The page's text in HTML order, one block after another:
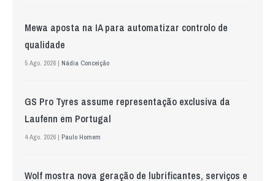
Mewa aposta na IA para automatizar controlo de
qualidade
5 Ago. 2026 | Nádia Conceição
GS Pro Tyres assume representação exclusiva da
Laufenn em Portugal
4 Ago. 2026 | Paulo Homem
Wolf mostra nova geração de lubrificantes, serviços e